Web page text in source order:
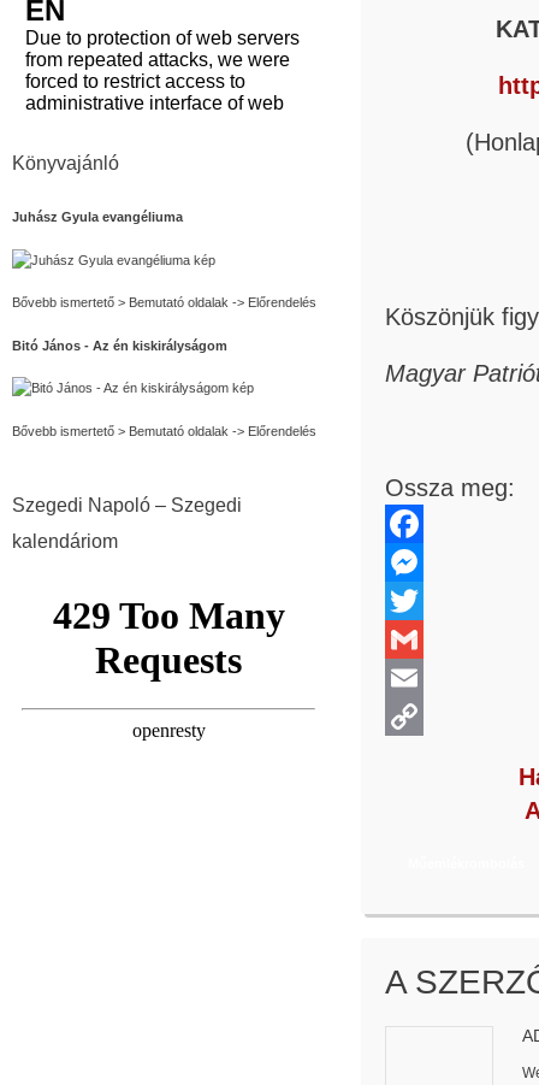
Könyvajánló
Juhász Gyula evangéliuma
Bővebb ismertető > Bemutató oldalak -> Előrendelés
Bitó János - Az én kiskirályságom
Bővebb ismertető > Bemutató oldalak -> Előrendelés
Szegedi Napoló – Szegedi
kalendáriom
Köszönjük
Magyar
Ossza meg:
Facebook
Messenger
Twitter
Gmail
Email
A